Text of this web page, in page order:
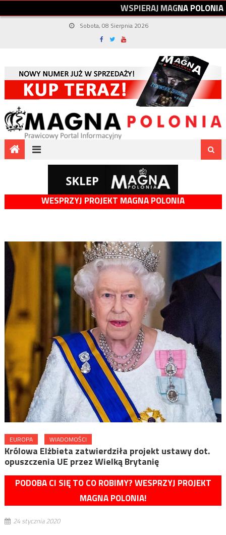
WSPIERAJMAGNAPOLONIA
Sobota, 08 Sierpnia 2026
WESPRZYJ PROJEKT MAGNA POLONIA
EUROPA WIADOMOŚCI
Królowa Elżbieta zatwierdziła projekt ustawy dot.
opuszczenia UE przez Wielką Brytanię
PODOBA CI SIĘ TO CO ROBIMY? WESPRZYJ PROJEKT
MAGNA POLONIA!
24 stycznia 2020